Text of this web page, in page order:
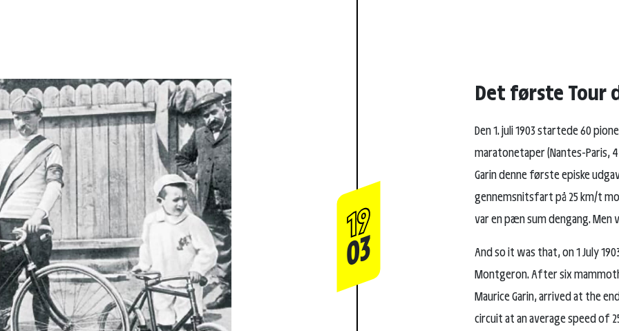
19
03
Det første Tour
Den 1. juli 1903 startede 60
maratonetaper (Nantes-Paris,
Garin denne første episke
gennemsnitsfart på 25 km/t
var en pæn sum dengang.
And so it was that, on 1 July
Montgeron. After six mammoth
Maurice Garin, arrived at the
circuit at an average speed of